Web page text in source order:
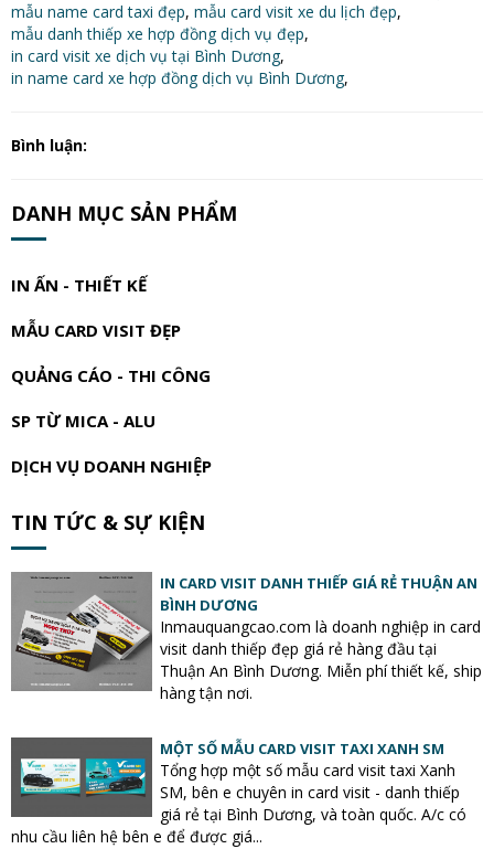
mẫu name card taxi đẹp, mẫu card visit xe du lịch đẹp,
mẫu danh thiếp xe hợp đồng dịch vụ đẹp,
in card visit xe dịch vụ tại Bình Dương,
in name card xe hợp đồng dịch vụ Bình Dương,
Bình luận:
DANH MỤC SẢN PHẨM
IN ẤN - THIẾT KẾ
MẪU CARD VISIT ĐẸP
QUẢNG CÁO - THI CÔNG
SP TỪ MICA - ALU
DỊCH VỤ DOANH NGHIỆP
TIN TỨC & SỰ KIỆN
IN CARD VISIT DANH THIẾP GIÁ RẺ THUẬN AN
BÌNH DƯƠNG
Inmauquangcao.com là doanh nghiệp in card
visit danh thiếp đẹp giá rẻ hàng đầu tại
Thuận An Bình Dương. Miễn phí thiết kế, ship
hàng tận nơi.
MỘT SỐ MẪU CARD VISIT TAXI XANH SM
Tổng hợp một số mẫu card visit taxi Xanh
SM, bên e chuyên in card visit - danh thiếp
giá rẻ tại Bình Dương, và toàn quốc. A/c có
nhu cầu liên hệ bên e để được giá...